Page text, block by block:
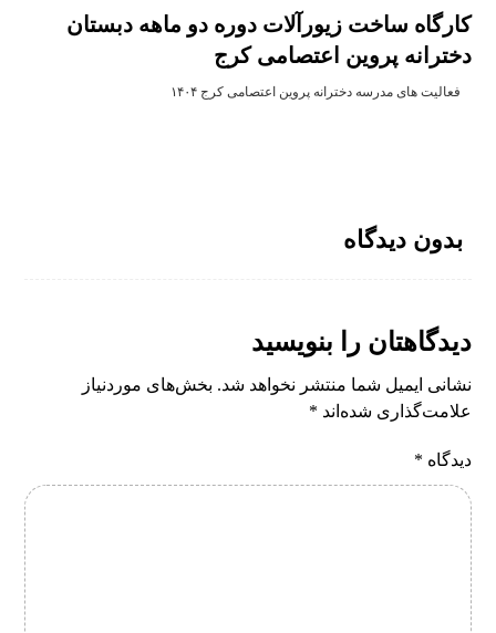
کارگاه ساخت زیورآلات دوره دو ماهه دبستان
دخترانه پروین اعتصامی کرج
فعالیت های مدرسه دخترانه پروین اعتصامی کرج ۱۴۰۴
بدون دیدگاه
دیدگاهتان را بنویسید
نشانی ایمیل شما منتشر نخواهد شد. بخش‌های موردنیاز
علامت‌گذاری شده‌اند *
دیدگاه *